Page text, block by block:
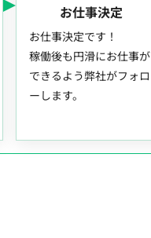
お仕事決定
お仕事決定です！
稼働後も円滑にお仕事が
できるよう弊社がフォロ
ーします。